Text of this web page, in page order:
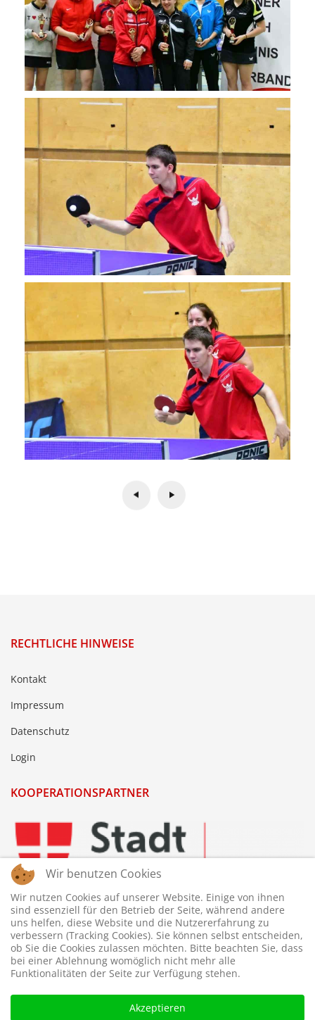
RECHTLICHE HINWEISE
Kontakt
Impressum
Datenschutz
Login
KOOPERATIONSPARTNER
Wir benutzen Cookies
Wir nutzen Cookies auf unserer Website. Einige von ihnen
sind essenziell für den Betrieb der Seite, während andere
uns helfen, diese Website und die Nutzererfahrung zu
verbessern (Tracking Cookies). Sie können selbst entscheiden,
ob Sie die Cookies zulassen möchten. Bitte beachten Sie, dass
bei einer Ablehnung womöglich nicht mehr alle
Funktionalitäten der Seite zur Verfügung stehen.
Akzeptieren